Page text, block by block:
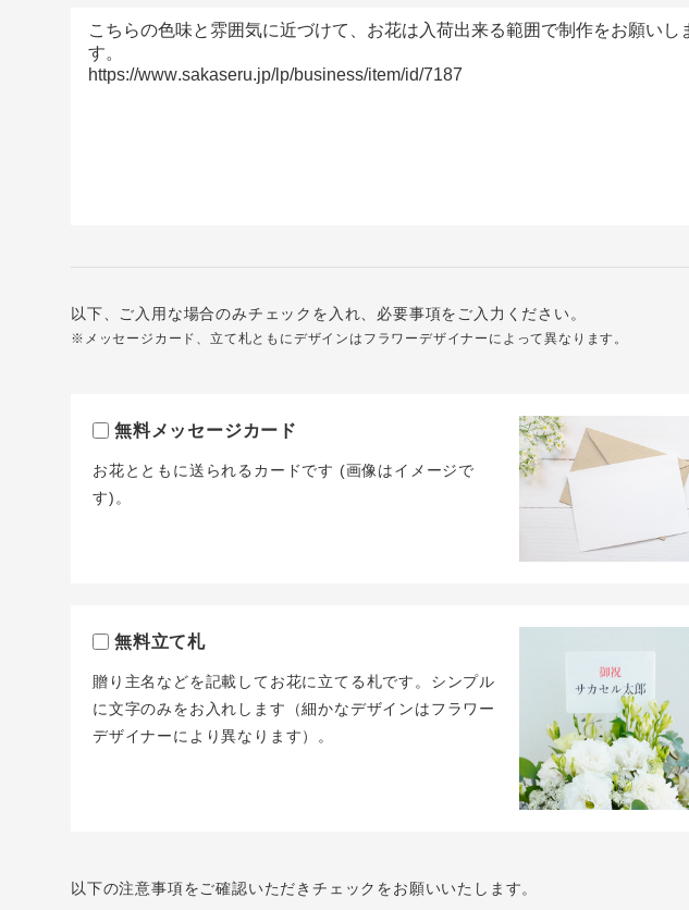
以下、ご入用な場合のみチェックを入れ、必要事項をご入力ください。
※メッセージカード、立て札ともにデザインはフラワーデザイナーによって異なります。
無料メッセージカード
お花とともに送られるカードです (画像はイメージで
す)。
無料立て札
贈り主名などを記載してお花に立てる札です。シンプル
に文字のみをお入れします（細かなデザインはフラワー
デザイナーにより異なります）。
以下の注意事項をご確認いただきチェックをお願いいたします。